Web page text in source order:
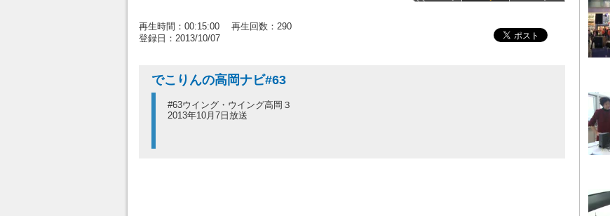
再生時間：00:15:00 再生回数：290
登録日：2013/10/07
でこりんの高岡ナビ#63
#63ウイング・ウイング高岡３
2013年10月7日放送